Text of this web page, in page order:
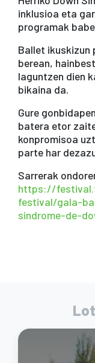
inklusioa eta
programak
Ballet ikuskizun
berean,
laguntzen dien
bikaina da.
Gure
batera etor
konpromisoa
parte har
Sarrerak
https://
festival/gala-
sindrome-de-